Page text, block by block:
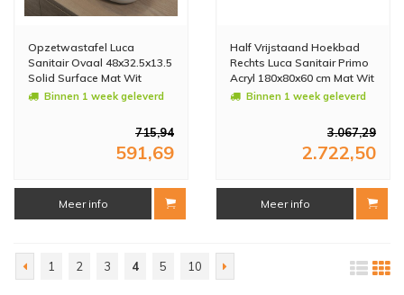
Opzetwastafel Luca
Sanitair Ovaal 48x32.5x13.5
Solid Surface Mat Wit
Binnen 1 week geleverd
715,94
591,69
Meer info
Half Vrijstaand Hoekbad
Rechts Luca Sanitair Primo
Acryl 180x80x60 cm Mat Wit
(inclusief afvoer en sifon)
Binnen 1 week geleverd
3.067,29
2.722,50
Meer info
1 2 3 4 5 10